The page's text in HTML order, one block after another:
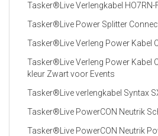
Tasker®Live Verlengkabel
Tasker®Live Power Splitter
Tasker®Live Verleng Power Kabel
Tasker®Live Verleng Power Kabel
kleur Zwart voor Events
Tasker®Live verlengkabel Syntax
Tasker®Live PowerCON Neutrik
Tasker®Live PowerCON Neutrik